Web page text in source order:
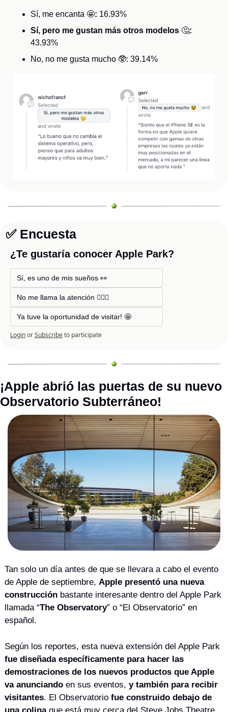
Sí, me encanta 🤩: 16.93%
Sí, pero me gustan más otros modelos 🤔:
43.93%
No, no me gusta mucho 🥸: 39.14%
✅ Encuesta
¿Te gustaría conocer Apple Park?
Sí, es uno de mis sueños 👀
No me llama la atención 🤷🏻‍♂️
Ya tuve la oportunidad de visitar! 🤩
LoginorSubscribeto participate
¡Apple abrió las puertas de su nuevo
Observatorio Subterráneo!
Tan solo un día antes de que se llevara a cabo el evento
de Apple de septiembre, Apple presentó una nueva
construcción bastante interesante dentro del Apple Park
llamada “The Observatory” o “El Observatorio” en
español.
fue diseñada específicamente para hacer las
demostraciones de los nuevos productos que Apple
va anunciando en sus eventos, y también para recibir
visitantes. El Observatorio fue construido debajo de